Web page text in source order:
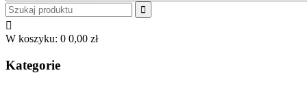
W koszyku: 0 0,00 zł
Kategorie